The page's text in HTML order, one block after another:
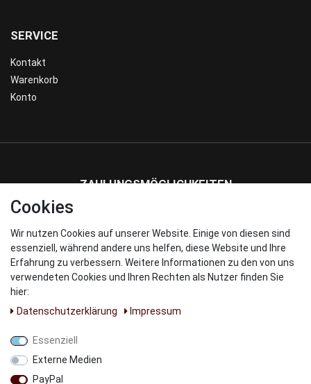
SERVICE
Kontakt
Warenkorb
Konto
ZAHLUNGSMÖGLICHKEITEN
WIR VERSENDEN MIT
Cookies
Wir nutzen Cookies auf unserer Website. Einige von diesen sind
essenziell, während andere uns helfen, diese Website und Ihre
Erfahrung zu verbessern. Weitere Informationen zu den von uns
verwendeten Cookies und Ihren Rechten als Nutzer finden Sie
hier:
Daten­schutz­erklärung
Impressum
Essenziell
Externe Medien
PayPal